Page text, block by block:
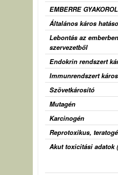
EMBERRE
Általános káros
Lebontás az
szervezetből
Endokrin rendszert
Immunrendszert
Szövetkárosító
Mutagén
Karcinogén
Reprotoxikus,
Akut toxicitási adatok